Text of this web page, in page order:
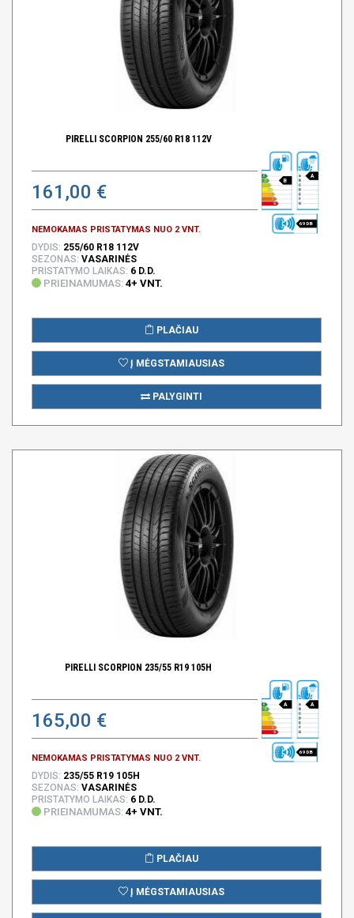
PIRELLI SCORPION 255/60 R18 112V
161,00 €
NEMOKAMAS PRISTATYMAS NUO 2 VNT.
B
A
69 DB
DYDIS: 255/60 R18 112V
SEZONAS: VASARINĖS
PRISTATYMO LAIKAS: 6 D.D.
PRIEINAMUMAS: 4+ VNT.
PLAČIAU
Į MĖGSTAMIAUSIAS
PALYGINTI
PIRELLI SCORPION 235/55 R19 105H
165,00 €
NEMOKAMAS PRISTATYMAS NUO 2 VNT.
A A
69 DB
DYDIS: 235/55 R19 105H
SEZONAS: VASARINĖS
PRISTATYMO LAIKAS: 6 D.D.
PRIEINAMUMAS: 4+ VNT.
PLAČIAU
Į MĖGSTAMIAUSIAS